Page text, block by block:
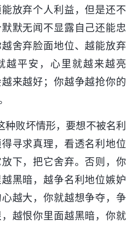
放弃个人利益，但是还不
默无闻不显露自己还能忠
舍弃脸面地位、越能放弃
越平安，心里就越来越亮
来越好；你越争越抢你的
败坏情形，要想不被名利
寻求真理，看透名利地位
下，把它舍弃。否则，你
黑暗，越争名利地位嫉妒
越大，你就越想争夺，争
越恨你里面越黑暗，你就